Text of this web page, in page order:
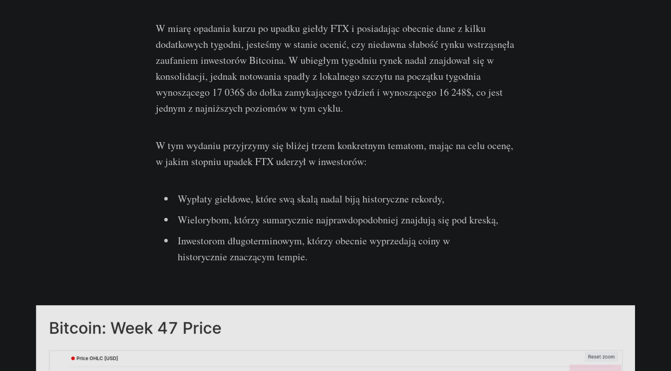
W miarę opadania kurzu po upadku giełdy FTX i posiadając obecnie dane z kilku
dodatkowych tygodni, jesteśmy w stanie ocenić, czy niedawna słabość rynku wstrząsnęła
zaufaniem inwestorów Bitcoina. W ubiegłym tygodniu rynek nadal znajdował się w
konsolidacji, jednak notowania spadły z lokalnego szczytu na początku tygodnia
wynoszącego 17 036$ do dołka zamykającego tydzień i wynoszącego 16 248$, co jest
jednym z najniższych poziomów w tym cyklu.
W tym wydaniu przyjrzymy się bliżej trzem konkretnym tematom, mając na celu ocenę,
w jakim stopniu upadek FTX uderzył w inwestorów:
Wypłaty giełdowe, które swą skalą nadal biją historyczne rekordy,
Wielorybom, którzy sumarycznie najprawdopodobniej znajdują się pod kreską,
Inwestorom długoterminowym, którzy obecnie wyprzedają coiny w
historycznie znaczącym tempie.